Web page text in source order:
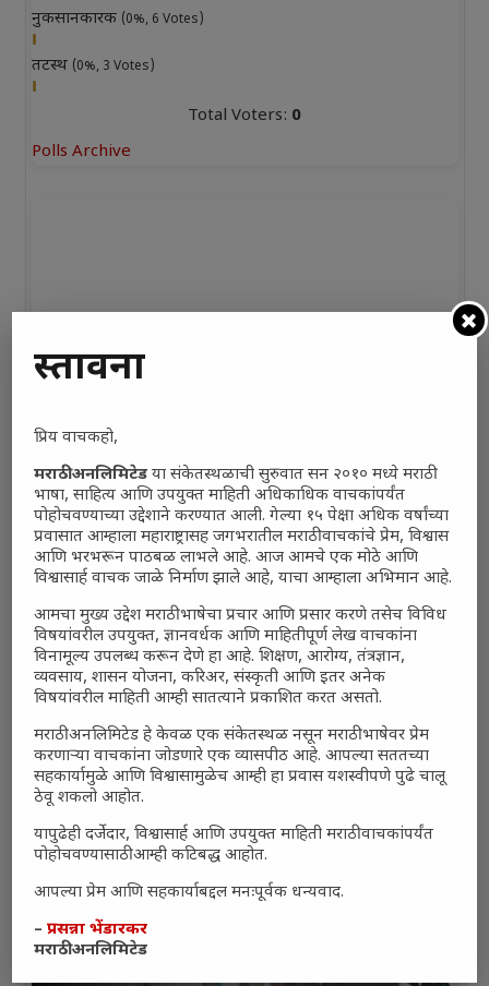
नुकसानकारक (0%, 6 Votes)
तटस्थ (0%, 3 Votes)
Total Voters: 0
Polls Archive
प्रस्तावना
प्रिय वाचकहो,
मराठी अनलिमिटेड या संकेतस्थळाची सुरुवात सन २०१० मध्ये मराठी
भाषा, साहित्य आणि उपयुक्त माहिती अधिकाधिक वाचकांपर्यंत
पोहोचवण्याच्या उद्देशाने करण्यात आली. गेल्या १५ पेक्षा अधिक वर्षांच्या
प्रवासात आम्हाला महाराष्ट्रासह जगभरातील मराठी वाचकांचे प्रेम, विश्वास
आणि भरभरून पाठबळ लाभले आहे. आज आमचे एक मोठे आणि
विश्वासार्ह वाचक जाळे निर्माण झाले आहे, याचा आम्हाला अभिमान आहे.
आमचा मुख्य उद्देश मराठी भाषेचा प्रचार आणि प्रसार करणे तसेच विविध
विषयांवरील उपयुक्त, ज्ञानवर्धक आणि माहितीपूर्ण लेख वाचकांना
विनामूल्य उपलब्ध करून देणे हा आहे. शिक्षण, आरोग्य, तंत्रज्ञान,
व्यवसाय, शासन योजना, करिअर, संस्कृती आणि इतर अनेक
विषयांवरील माहिती आम्ही सातत्याने प्रकाशित करत असतो.
मराठी अनलिमिटेड हे केवळ एक संकेतस्थळ नसून मराठी भाषेवर प्रेम
करणाऱ्या वाचकांना जोडणारे एक व्यासपीठ आहे. आपल्या सततच्या
सहकार्यामुळे आणि विश्वासामुळेच आम्ही हा प्रवास यशस्वीपणे पुढे चालू
ठेवू शकलो आहोत.
यापुढेही दर्जेदार, विश्वासार्ह आणि उपयुक्त माहिती मराठी वाचकांपर्यंत
पोहोचवण्यासाठी आम्ही कटिबद्ध आहोत.
आपल्या प्रेम आणि सहकार्याबद्दल मनःपूर्वक धन्यवाद.
–प्रसन्ना भेंडारकर
मराठी अनलिमिटेड